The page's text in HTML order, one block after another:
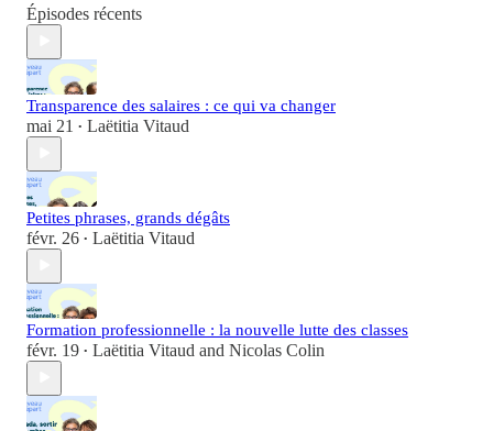
Épisodes récents
Transparence des salaires : ce qui va changer
mai 21 • Laëtitia Vitaud
Petites phrases, grands dégâts
févr. 26 • Laëtitia Vitaud
Formation professionnelle : la nouvelle lutte des classes
févr. 19 • Laëtitia Vitaud and Nicolas Colin